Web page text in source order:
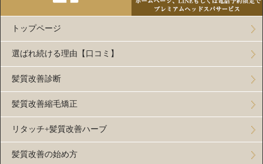
トップページ
選ばれ続ける理由【口コミ】
髪質改善診断
髪質改善縮毛矯正
リタッチ+髪質改善ハーブ
髪質改善の始め方